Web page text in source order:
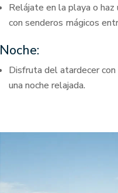
Relájate en la playa o
con senderos mágicos
Noche:
Disfruta del atardecer
una noche relajada.